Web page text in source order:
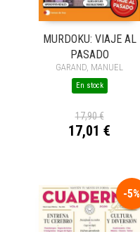
MURDOKU: VIAJE AL
PASADO
GARAND, MANUEL
En stock
17,90 €
17,01 €
-5%